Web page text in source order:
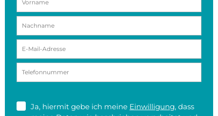
Ja, hiermit gebe ich meine Einwilligung, dass